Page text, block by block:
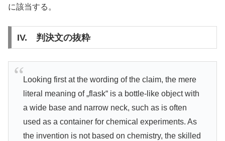
に該当する。
IV. 判決文の抜粋
Looking first at the wording of the claim, the mere
literal meaning of „flask“ is a bottle-like object with
a wide base and narrow neck, such as is often
used as a container for chemical experiments. As
the invention is not based on chemistry, the skilled